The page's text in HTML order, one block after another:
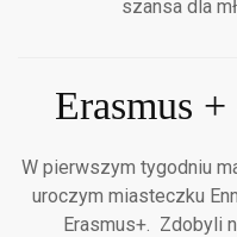
szansa dla
Erasmus
W pierwszym tygodniu
uroczym miasteczku
Erasmus+. Zdobyli